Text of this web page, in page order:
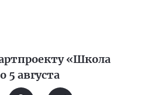
«Школа
августа